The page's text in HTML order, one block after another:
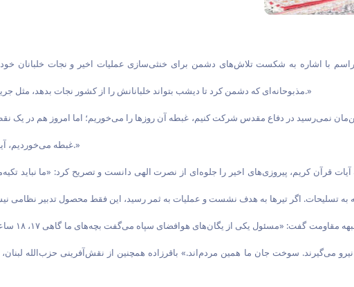
با اشاره به شکست تلاش‌های دشمن برای خنثی‌سازی عملیات اخیر و نجات خلبانان
مذبوحانه‌ای که دشمن کرد تا دیشب بتواند خلبانانش را از کشور نجات بدهد، مثل جریان طبس به شکست انجامید؛ آنچه دنبالش بودند اتفاق نیفتاد.»
نمی‌رسید در دفاع مقدس شرکت کنیم، غبطه آن روزها را می‌خوریم؛ اما امروز هم در یک
غبطه می‌خوردیم، آیندگان به این دوران و به شما دانشگاهیان غبطه خواهند خورد.»
قرآن کریم، پیروزی‌های اخیر را جلوه‌ای از نصرت الهی دانست و تصریح کرد: «ما نباید
او در بخش
می‌گیرند. سوخت جان ما همین مردم‌اند.» باقرزاده همچنین از نقش‌آفرینی حزب‌الله